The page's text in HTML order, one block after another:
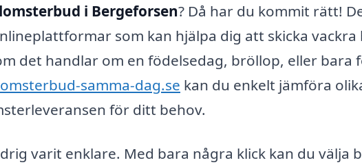
i Bergeforsen? Då har du kommit rätt!
som kan hjälpa dig att skicka
det handlar om en födelsedag, bröllop, eller bara
samma-dag.se kan du enkelt jämföra
för ditt behov.
varit enklare. Med bara några klick kan du välja